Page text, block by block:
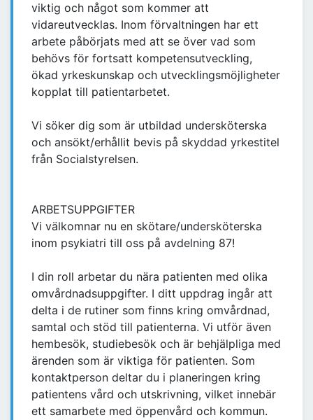
viktig och något som kommer att
vidareutvecklas. Inom förvaltningen har ett
arbete påbörjats med att se över vad som
behövs för fortsatt kompetensutveckling,
ökad yrkeskunskap och utvecklingsmöjligheter
kopplat till patientarbetet.
Vi söker dig som är utbildad undersköterska
och ansökt/erhållit bevis på skyddad yrkestitel
från Socialstyrelsen.
ARBETSUPPGIFTER
Vi välkomnar nu en skötare/undersköterska
inom psykiatri till oss på avdelning 87!
I din roll arbetar du nära patienten med olika
omvårdnadsuppgifter. I ditt uppdrag ingår att
delta i de rutiner som finns kring omvårdnad,
samtal och stöd till patienterna. Vi utför även
hembesök, studiebesök och är behjälpliga med
ärenden som är viktiga för patienten. Som
kontaktperson deltar du i planeringen kring
patientens vård och utskrivning, vilket innebär
ett samarbete med öppenvård och kommun.